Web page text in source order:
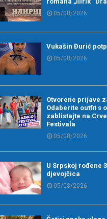
05/08/2026
Vukašin Đurić
05/08/2026
Otvorene prijave
Odaberite outfit s
zablistajte na
Festivala
05/08/2026
U Srpskoj rođene
djevojčica
05/08/2026